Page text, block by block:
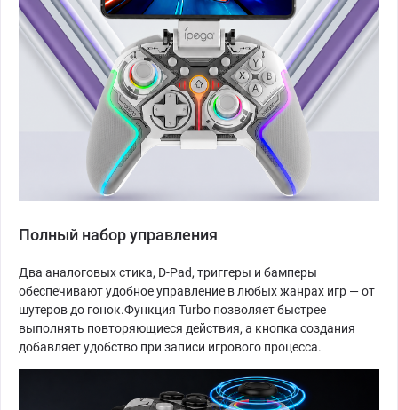
Полный набор управления
Два аналоговых стика, D-Pad, триггеры и бамперы
обеспечивают удобное управление в любых жанрах игр — от
шутеров до гонок.Функция Turbo позволяет быстрее
выполнять повторяющиеся действия, а кнопка создания
добавляет удобство при записи игрового процесса.